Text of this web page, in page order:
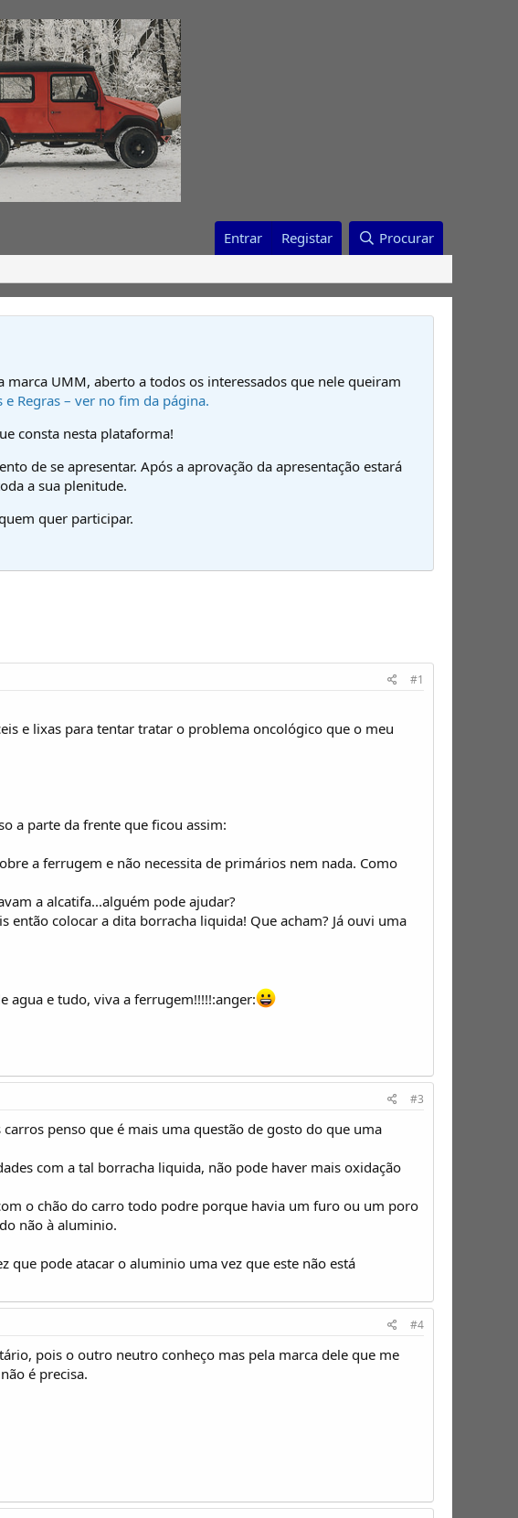
Entrar Registar Procurar
UMM, aberto a todos os interessados que nele queiram
e Regras – ver no fim da página.
consta nesta plataforma!
de se apresentar. Após a aprovação da apresentação estará
a sua plenitude.
quer participar.
#1
e lixas para tentar tratar o problema oncológico que o meu
a parte da frente que ficou assim:
a ferrugem e não necessita de primários nem nada. Como
a alcatifa...alguém pode ajudar?
colocar a dita borracha liquida! Que acham? Já ouvi uma
agua e tudo, viva a ferrugem!!!!!:anger:
#3
penso que é mais uma questão de gosto do que uma
com a tal borracha liquida, não pode haver mais oxidação
o chão do carro todo podre porque havia um furo ou um poro
não à aluminio.
que pode atacar o aluminio uma vez que este não está
#4
pois o outro neutro conheço mas pela marca dele que me
é precisa.